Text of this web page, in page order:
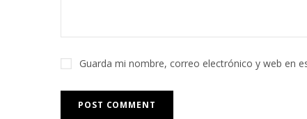
Guarda mi nombre, correo electrónico y web en